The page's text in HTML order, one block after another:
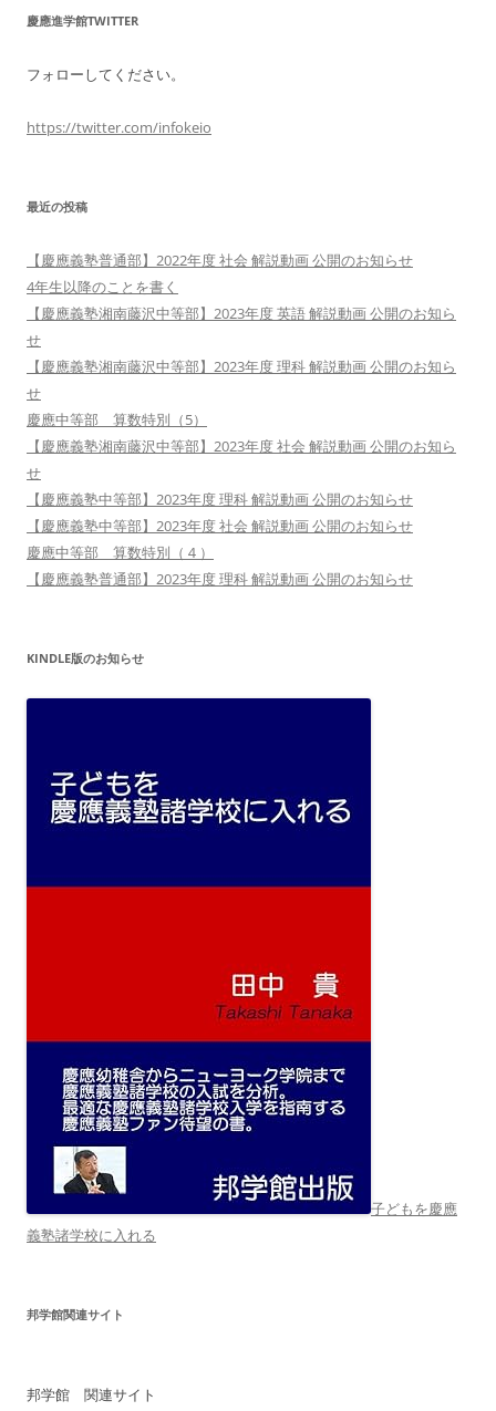
慶應進学館TWITTER
フォローしてください。
https://twitter.com/infokeio
最近の投稿
【慶應義塾普通部】2022年度 社会 解説動画 公開のお知らせ
4年生以降のことを書く
【慶應義塾湘南藤沢中等部】2023年度 英語 解説動画 公開のお知ら
せ
【慶應義塾湘南藤沢中等部】2023年度 理科 解説動画 公開のお知ら
せ
慶應中等部 算数特別（5）
【慶應義塾湘南藤沢中等部】2023年度 社会 解説動画 公開のお知ら
せ
【慶應義塾中等部】2023年度 理科 解説動画 公開のお知らせ
【慶應義塾中等部】2023年度 社会 解説動画 公開のお知らせ
慶應中等部 算数特別（４）
【慶應義塾普通部】2023年度 理科 解説動画 公開のお知らせ
KINDLE版のお知らせ
子どもを慶應
義塾諸学校に入れる
邦学館関連サイト
邦学館 関連サイト